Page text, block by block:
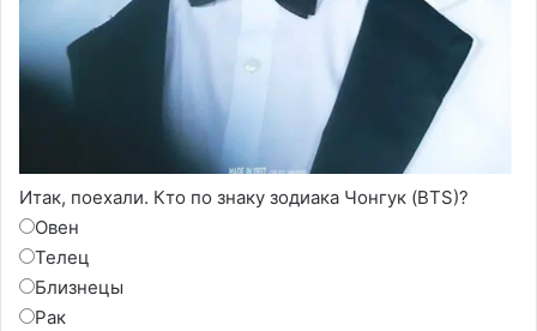
Итак, поехали. Кто по знаку зодиака Чонгук (BTS)?
Овен
Телец
Близнецы
Рак